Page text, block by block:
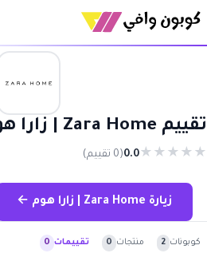
تقييم Zara Home | زارا هوم
★
★
★
★
★
0.0(0 تقييم)
زيارة Zara Home | زارا هوم ←
كوبونات 2 منتجات 0 تقييمات 0